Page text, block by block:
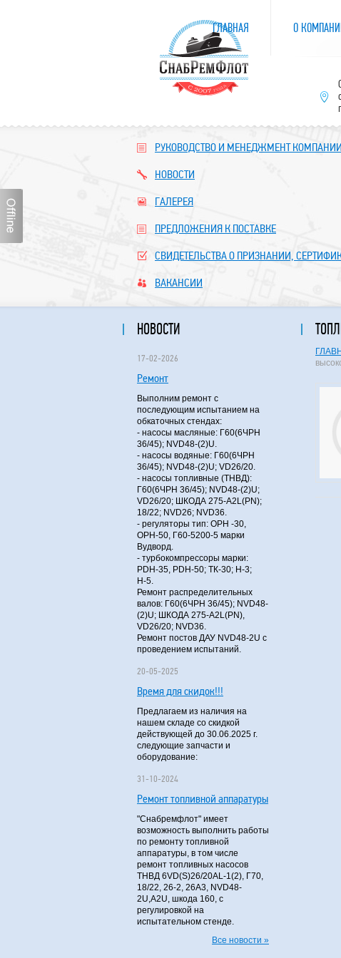
РУКОВОДСТВО И МЕНЕДЖМЕНТ КОМПАНИИ
НОВОСТИ
ГАЛЕРЕЯ
ПРЕДЛОЖЕНИЯ К ПОСТАВКЕ
СВИДЕТЕЛЬСТВА О ПРИЗНАНИИ,
ВАКАНСИИ
НОВОСТИ
17-02-2026
Ремонт
Выполним ремонт с
последующим испытанием на
обкаточных стендах:
- насосы масляные: Г60(6ЧРН
36/45); NVD48-(2)U.
- насосы водяные: Г60(6ЧРН
36/45); NVD48-(2)U; VD26/20.
- насосы топливные (ТНВД):
Г60(6ЧРН 36/45); NVD48-(2)U;
VD26/20; ШКОДА 275-A2L(PN);
18/22; NVD26; NVD36.
- регуляторы тип: ОРН -30,
ОРН-50, Г60-5200-5 марки
Вудворд.
- турбокомпрессоры марки:
PDH-35, PDH-50; ТК-30; Н-3;
Н-5.
Ремонт распределительных
валов: Г60(6ЧРН 36/45); NVD48-
(2)U; ШКОДА 275-A2L(PN),
VD26/20; NVD36.
Ремонт постов ДАУ NVD48-2U с
проведением испытаний.
20-05-2025
Время для скидок!!!
Предлагаем из наличия на
нашем складе со скидкой
действующей до 30.06.2025 г.
следующие запчасти и
оборудование:
31-10-2024
Ремонт топливной аппаратуры
"Снабремфлот" имеет
возможность выполнить работы
по ремонту топливной
аппаратуры, в том числе
ремонт топливных насосов
ТНВД 6VD(S)26/20AL-1(2), Г70,
18/22, 26-2, 26А3, NVD48-
2U,A2U, шкода 160, с
регулировкой на
испытательном стенде.
Все новости »
ГЛАВНАЯ О